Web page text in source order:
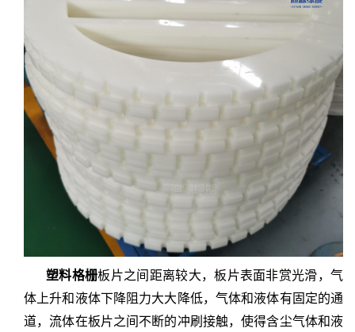
塑料格栅板片之间距离较大，板片表面非赏光滑，气
体上升和液体下降阻力大大降低，气体和液体有固定的通
道，流体在板片之间不断的冲刷接触，使得含尘气体和液